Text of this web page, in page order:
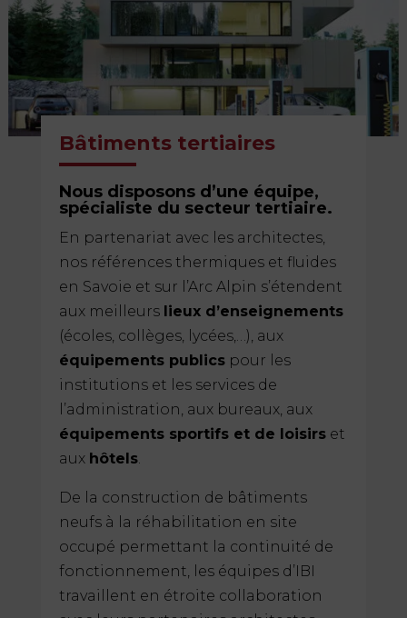
Bâtiments tertiaires
Nous disposons d’une équipe,
spécialiste du secteur tertiaire.
En partenariat avec les architectes,
nos références thermiques et fluides
en Savoie et sur l’Arc Alpin s’étendent
aux meilleurs lieux d’enseignements
(écoles, collèges, lycées,…), aux
équipements publicspour les
institutions et les services de
l’administration, aux bureaux, aux
équipements sportifs et de loisirset
aux hôtels.
De la construction de bâtiments
neufs à la réhabilitation en site
occupé permettant la continuité de
fonctionnement, les équipes d’IBI
travaillent en étroite collaboration